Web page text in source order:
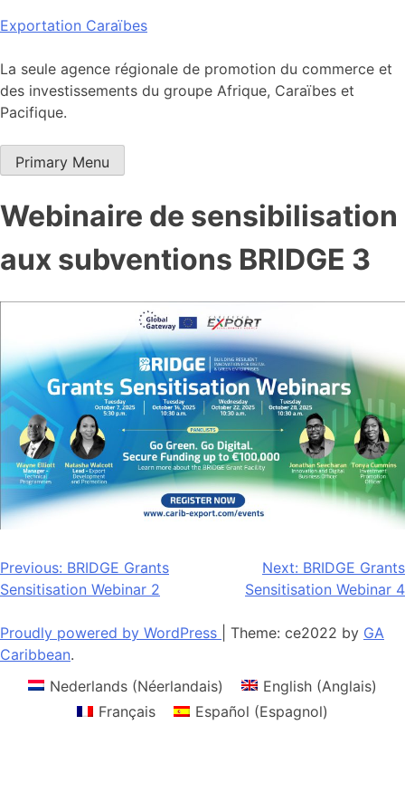
Skip
content
Exportation Caraïbes
La seule agence régionale de promotion du commerce et
des investissements du groupe Afrique, Caraïbes et
Pacifique.
Primary Menu
Webinaire de sensibilisation
aux subventions BRIDGE 3
Navigation
de
l’article
Previous: BRIDGE Grants
Sensitisation Webinar 2
Next: BRIDGE Grants
Sensitisation Webinar 4
Proudly powered by WordPress Theme: ce2022 by GA
Caribbean.
Nederlands (Néerlandais) English (Anglais)
Français
Español (Espagnol)